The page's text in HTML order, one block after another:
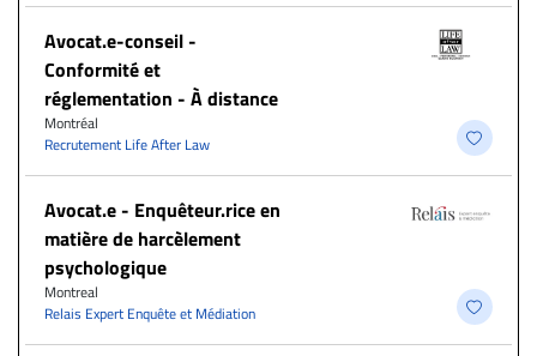
​Avocat.e-conseil -
Conformité et
réglementation - À distance
Montréal
Recrutement Life After Law
Avocat.e - Enquêteur.rice en
matière de harcèlement
psychologique
Montreal
Relais Expert Enquête et Médiation